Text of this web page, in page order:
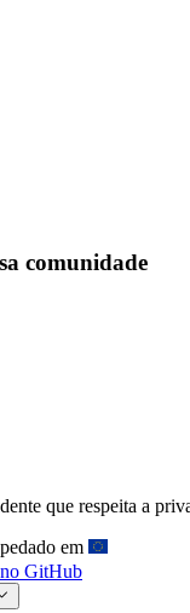
comunidade
que respeita a
em
GitHub